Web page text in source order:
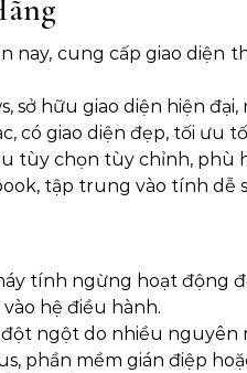
nay, cung cấp giao diện
sở hữu giao diện hiện đại,
có giao diện đẹp, tối ưu
tùy chọn tùy chỉnh, phù
tập trung vào tính dễ
tính ngừng hoạt động
hệ điều hành.
ngột do nhiều nguyên
phần mềm gián điệp